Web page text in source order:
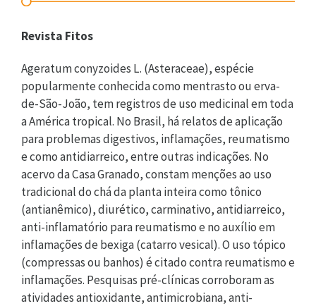
Revista Fitos
Ageratum conyzoides L. (Asteraceae), espécie
popularmente conhecida como mentrasto ou erva-
de-São-João, tem registros de uso medicinal em toda
a América tropical. No Brasil, há relatos de aplicação
para problemas digestivos, inflamações, reumatismo
e como antidiarreico, entre outras indicações. No
acervo da Casa Granado, constam menções ao uso
tradicional do chá da planta inteira como tônico
(antianêmico), diurético, carminativo, antidiarreico,
anti-inflamatório para reumatismo e no auxílio em
inflamações de bexiga (catarro vesical). O uso tópico
(compressas ou banhos) é citado contra reumatismo e
inflamações. Pesquisas pré-clínicas corroboram as
atividades antioxidante, antimicrobiana, anti-